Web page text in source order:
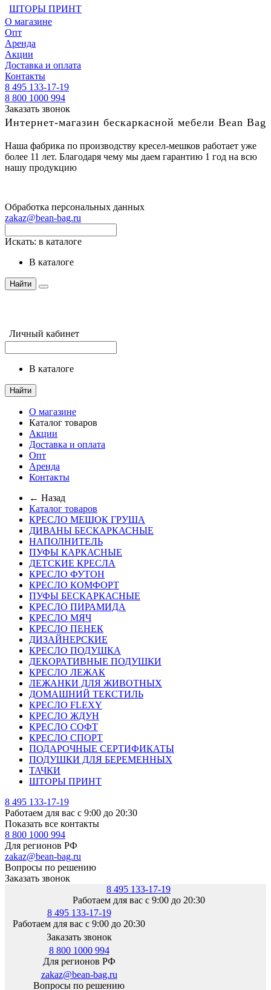
ШТОРЫ ПРИНТ
О магазине
Опт
Аренда
Акции
Доставка и оплата
Контакты
8 495 133-17-19
8 800 1000 994
Заказать звонок
Интернет-магазин бескаркасной мебели Bean Bag
Наша фабрика по производству кресел-мешков работает уже
более 11 лет. Благодаря чему мы даем гарантию 1 год на всю
нашу продукцию
Обработка персональных данных
zakaz@bean-bag.ru
Искать: в каталоге
в каталоге
Найти
Личный кабинет
в каталоге
Найти
О магазине
Каталог товаров
Акции
Доставка и оплата
Опт
Аренда
Контакты
← Назад
Каталог товаров
КРЕСЛО МЕШОК ГРУША
ДИВАНЫ БЕСКАРКАСНЫЕ
НАПОЛНИТЕЛЬ
ПУФЫ КАРКАСНЫЕ
ДЕТСКИЕ КРЕСЛА
КРЕСЛО ФУТОН
КРЕСЛО КОМФОРТ
ПУФЫ БЕСКАРКАСНЫЕ
КРЕСЛО ПИРАМИДА
КРЕСЛО МЯЧ
КРЕСЛО ПЕНЕК
ДИЗАЙНЕРСКИЕ
КРЕСЛО ПОДУШКА
ДЕКОРАТИВНЫЕ ПОДУШКИ
КРЕСЛО ЛЕЖАК
ЛЕЖАНКИ ДЛЯ ЖИВОТНЫХ
ДОМАШНИЙ ТЕКСТИЛЬ
КРЕСЛО FLEXY
КРЕСЛО ЖДУН
КРЕСЛО СОФТ
КРЕСЛО СПОРТ
ПОДАРОЧНЫЕ СЕРТИФИКАТЫ
ПОДУШКИ ДЛЯ БЕРЕМЕННЫХ
ТАЧКИ
ШТОРЫ ПРИНТ
8 495 133-17-19
Работаем для вас с 9:00 до 20:30
Показать все контакты
8 800 1000 994
Для регионов РФ
zakaz@bean-bag.ru
Вопросы по решению
Заказать звонок
8 495 133-17-19
Работаем для вас с 9:00 до 20:30
8 495 133-17-19
Работаем для вас с 9:00 до 20:30
Заказать звонок
8 800 1000 994
Для регионов РФ
zakaz@bean-bag.ru
Вопросы по решению